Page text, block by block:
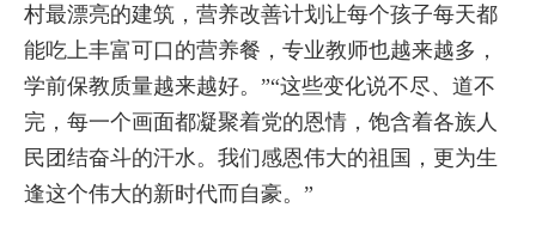
村最漂亮的建筑，营养改善计划让每个孩子每天都
能吃上丰富可口的营养餐，专业教师也越来越多，
学前保教质量越来越好。”“这些变化说不尽、道不
完，每一个画面都凝聚着党的恩情，饱含着各族人
民团结奋斗的汗水。我们感恩伟大的祖国，更为生
逢这个伟大的新时代而自豪。”